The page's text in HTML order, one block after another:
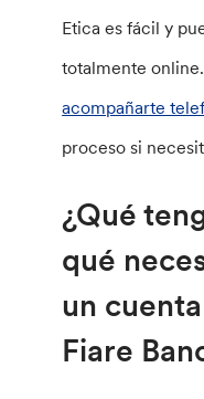
Etica es fácil y
totalmente
acompañarte
proceso si
¿Qué
qué
un
Fiare